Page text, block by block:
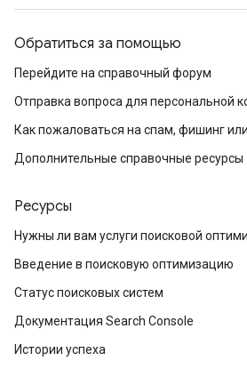
Обратиться за помощью
Перейдите на справочный форум
Отправка вопроса для персональной
Как пожаловаться на спам, фишинг
Дополнительные справочные ресурсы
Ресурсы
Нужны ли вам услуги поисковой
Введение в поисковую оптимизацию
Статус поисковых систем
Документация Search Console
Истории успеха